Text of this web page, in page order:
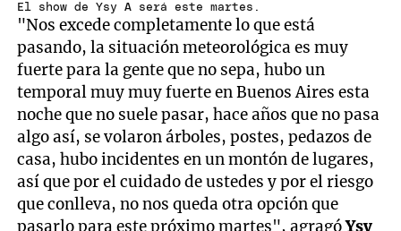
El show de Ysy A será este martes.
"Nos excede completamente lo que está
pasando, la situación meteorológica es muy
fuerte para la gente que no sepa, hubo un
temporal muy muy fuerte en Buenos Aires esta
noche que no suele pasar, hace años que no pasa
algo así, se volaron árboles, postes, pedazos de
casa, hubo incidentes en un montón de lugares,
así que por el cuidado de ustedes y por el riesgo
que conlleva, no nos queda otra opción que
pasarlo para este próximo martes", agragóYsy